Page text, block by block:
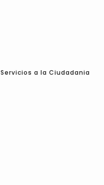
Servicios a la Ciudadania